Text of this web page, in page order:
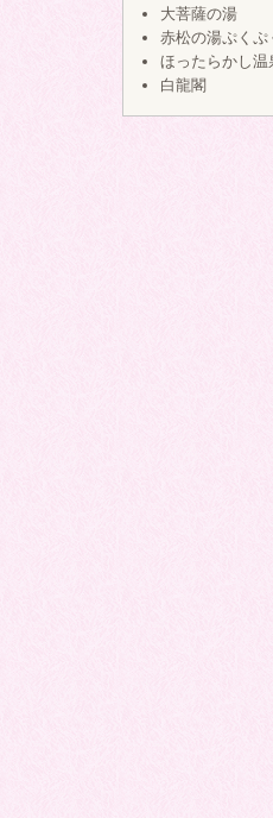
大菩薩の湯
赤松の湯ぷくぷ
ほったらかし温
白龍閣